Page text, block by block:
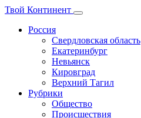
Твой Континент
Россия
Свердловская область
Екатеринбург
Невьянск
Кировград
Верхний Тагил
Рубрики
Общество
Происшествия